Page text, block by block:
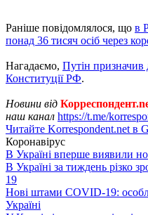
Раніше повідомлялося, що в
понад 36 тисяч осіб через
Нагадаємо, Путін призначив
Конституції РФ.
Новини від
наш канал https://t.me/
Читайте Korrespondent.net в
Коронавірус
В Україні вперше виявили
В Україні за тиждень різко
19
Нові штами COVID-19:
Україні